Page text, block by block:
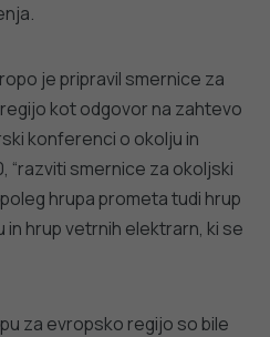
je pripravil smernice za
kot odgovor na zahtevo
konferenci o okolju in
“razviti smernice za okoljski
hrupa prometa tudi hrup
hrup vetrnih elektrarn, ki se
za evropsko regijo so bile